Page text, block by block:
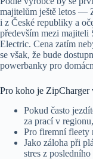
majitelům ještě letos —
i z České republiky a
především mezi
Electric. Cena zatím
se však, že bude
powerbanky pro
Pro koho je ZipCharger
Pokud často
za prací v
Pro firemní fleety
Jako záloha při
stres z